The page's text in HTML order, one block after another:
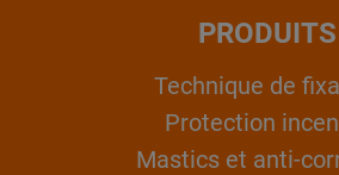
PRODUITS
Technique de
Protection
Mastics et anti-